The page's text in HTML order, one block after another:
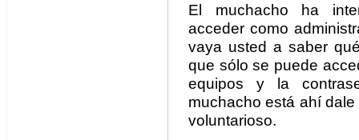
El muchacho ha
acceder como
vaya usted a saber
que sólo se puede
equipos y la
muchacho está ahí
voluntarioso.